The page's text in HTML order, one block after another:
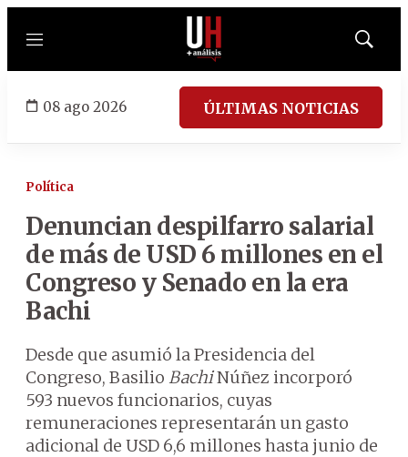
Menú
Mostrar
08 ago 2026 ÚLTIMAS NOTICIAS
Política
Denuncian despilfarro salarial
de más de USD 6 millones en el
Congreso y Senado en la era
Bachi
Desde que asumió la Presidencia del
Congreso, Basilio BachiNúñez incorporó
593 nuevos funcionarios, cuyas
remuneraciones representarán un gasto
adicional de USD 6,6 millones hasta junio de